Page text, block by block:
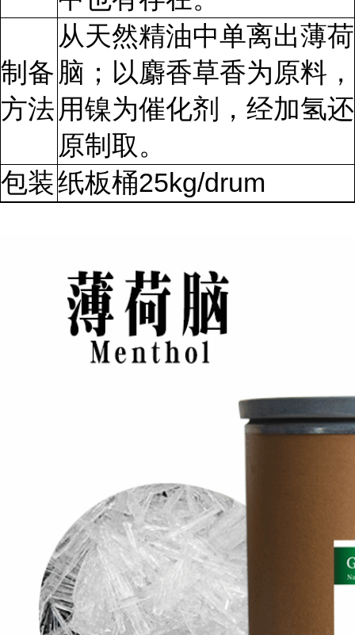
制备
方法
从天然精油中单离出薄荷
脑；以麝香草香为原料，
用镍为催化剂，经加氢还
原制取。
包装纸板桶25kg/drum